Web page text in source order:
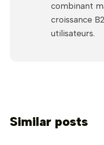
combinant
croissance
utilisateurs.
Similar posts